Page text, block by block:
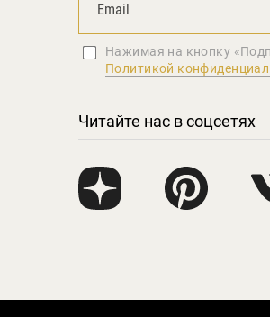
Нажимая на кнопку
Политикой
Читайте нас в соцсетях